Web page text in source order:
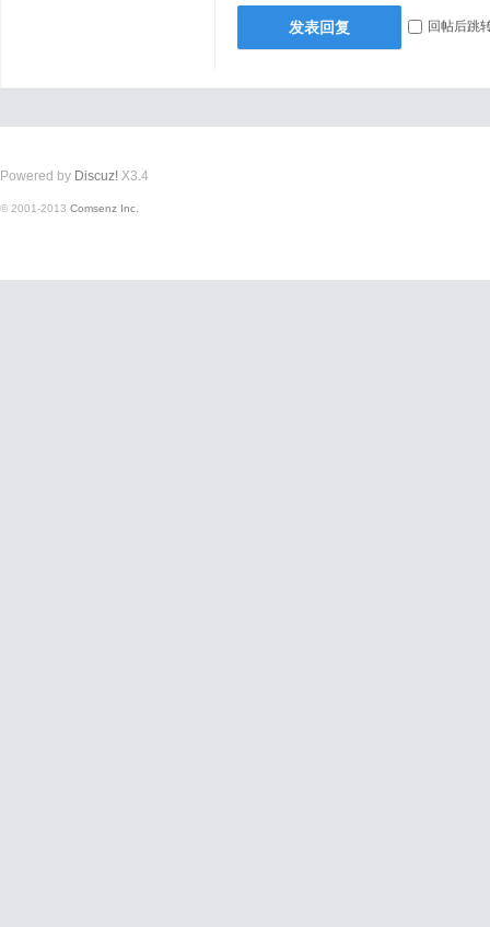
发表回复 回帖后跳
Powered by Discuz! X3.4
© 2001-2013 Comsenz Inc.